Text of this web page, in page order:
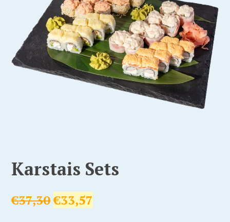
Karstais Sets
€37,30€33,57